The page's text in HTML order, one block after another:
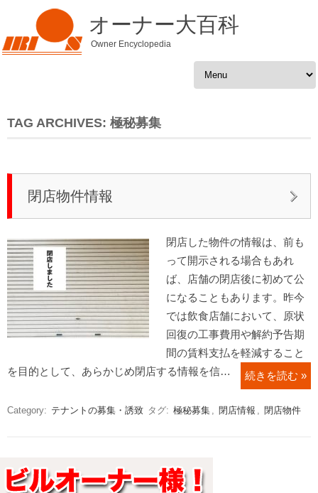
オーナー大百科
Owner Encyclopedia
Skip to content
TAG ARCHIVES: 極秘募集
閉店物件情報
閉店した物件の情報は、前も
って開示される場合もあれ
ば、店舗の閉店後に初めて公
になることもあります。昨今
では飲食店舗において、原状
回復の工事費用や解約予告期
間の賃料支払を軽減すること
を目的として、あらかじめ閉店する情報を信…
続きを読む »
Category: テナントの募集・誘致 タグ: 極秘募集 , 閉店情報 , 閉店物件